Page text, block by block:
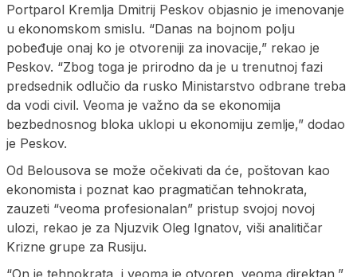
Portparol Kremlja Dmitrij Peskov objasnio je imenovanje
u ekonomskom smislu. “Danas na bojnom polju
pobeđuje onaj ko je otvoreniji za inovacije,” rekao je
Peskov. “Zbog toga je prirodno da je u trenutnoj fazi
predsednik odlučio da rusko Ministarstvo odbrane treba
da vodi civil. Veoma je važno da se ekonomija
bezbednosnog bloka uklopi u ekonomiju zemlje,” dodao
je Peskov.
Od Belousova se može očekivati da će, poštovan kao
ekonomista i poznat kao pragmatičan tehnokrata,
zauzeti “veoma profesionalan” pristup svojoj novoj
ulozi, rekao je za Njuzvik Oleg Ignatov, viši analitičar
Krizne grupe za Rusiju.
“On je tehnokrata, i veoma je otvoren, veoma direktan,”